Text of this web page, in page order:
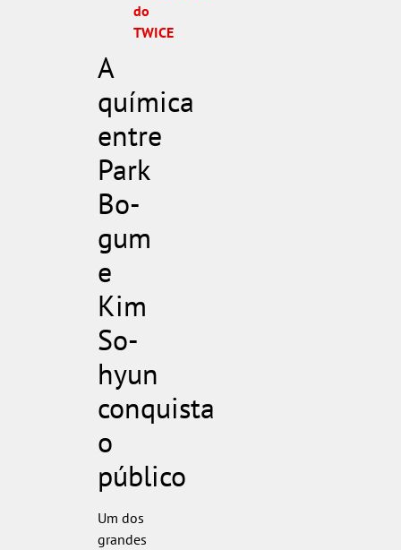
do
TWICE
A
química
entre
Park
Bo-
gum
e
Kim
So-
hyun
conquista
o
público
Um dos
grandes